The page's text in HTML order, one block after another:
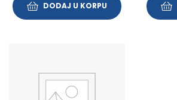
DODAJ U KORPU